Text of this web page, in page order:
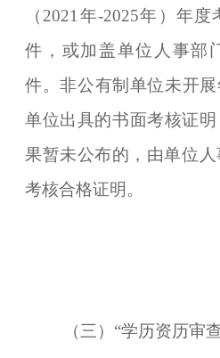
（2021年-2025年）年
件，或加盖单位人事部
件。非公有制单位未开
单位出具的书面考核证
果暂未公布的，由单位
考核合格证明。
（三）“学历资历审